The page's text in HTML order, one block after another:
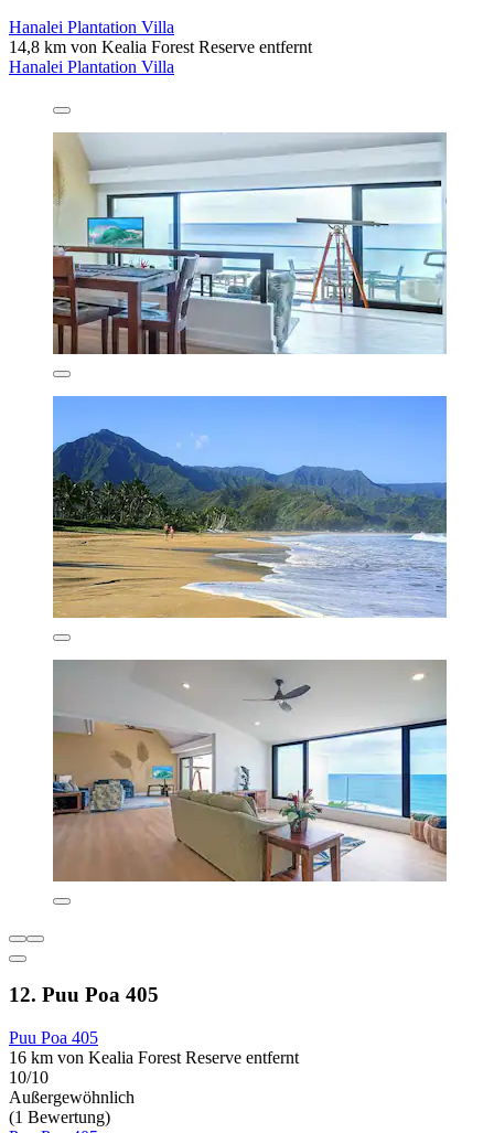
Hanalei Plantation Villa
14,8 km von Kealia Forest Reserve entfernt
Hanalei Plantation Villa
12. Puu Poa 405
Puu Poa 405
16 km von Kealia Forest Reserve entfernt
10/10
Außergewöhnlich
(1 Bewertung)